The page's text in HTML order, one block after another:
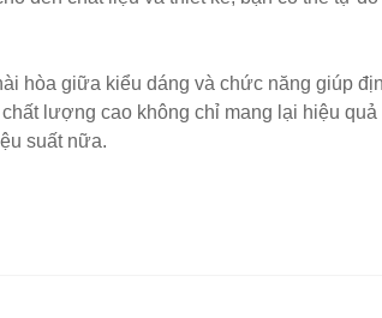
giữa kiểu dáng và chức năng giúp
lượng cao không chỉ mang lại hiệu
suất nữa.